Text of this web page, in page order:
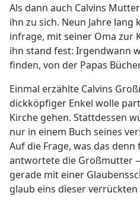
Als dann auch Calvins
ihn zu sich. Neun Jahre lang
infrage, mit seiner Oma zur
ihn stand fest: Irgendwann
finden, von der Papas
Einmal erzählte Calvins
dickköpfiger Enkel wolle
Kirche gehen. Stattdessen
nur in einem Buch seines
Auf die Frage, was das denn
antwortete die Großmutter
gerade mit einer
glaub eins dieser